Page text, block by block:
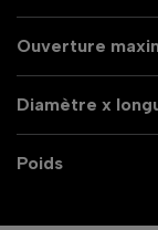
Ouverture
Diamètre x
Poids